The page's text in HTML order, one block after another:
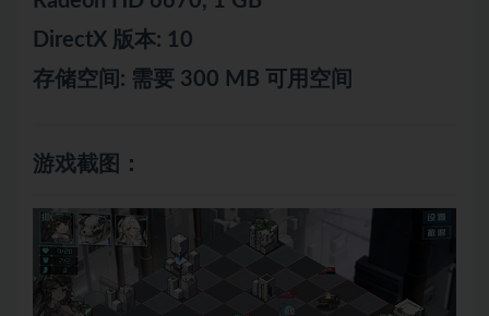
DirectX 版本: 10
存储空间: 需要 300 MB 可用空间
游戏截图：